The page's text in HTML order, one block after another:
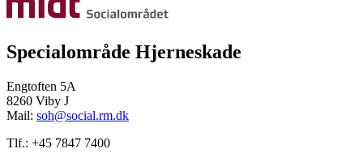
Specialområde Hjerneskade
Engtoften 5A
8260 Viby J
Mail: soh@social.rm.dk
Tlf.: +45 7847 7400